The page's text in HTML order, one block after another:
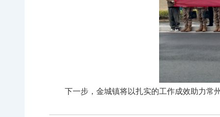
下一步，金城镇将以扎实的工作成效助力常